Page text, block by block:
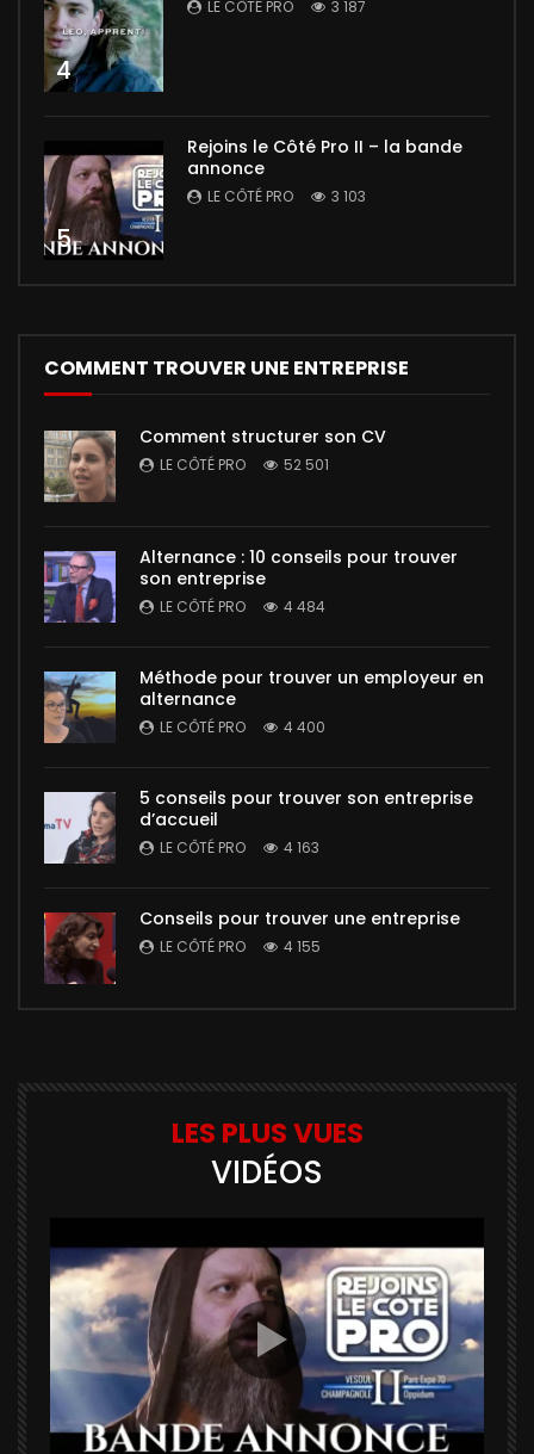
4
LE CÔTÉ PRO 3 187
5
Rejoins le Côté Pro II – la bande
annonce
LE CÔTÉ PRO 3 103
COMMENT TROUVER UNE ENTREPRISE
Comment structurer son CV
LE CÔTÉ PRO 52 501
Alternance : 10 conseils pour trouver
son entreprise
LE CÔTÉ PRO 4 484
Méthode pour trouver un employeur en
alternance
LE CÔTÉ PRO 4 400
5 conseils pour trouver son entreprise
d’accueil
LE CÔTÉ PRO 4 163
Conseils pour trouver une entreprise
LE CÔTÉ PRO 4 155
LES PLUS VUES
VIDÉOS